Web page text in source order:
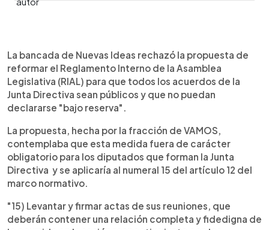
Escuchar artículo
La bancada de Nuevas Ideas rechazó la propuesta de
reformar el Reglamento Interno de la Asamblea
Legislativa (RIAL) para que todos los acuerdos de la
Junta Directiva sean públicos y que no puedan
declararse "bajo reserva".
La propuesta, hecha por la fracción de VAMOS,
contemplaba que esta medida fuera de carácter
obligatorio para los diputados que forman la Junta
Directiva y se aplicaría al numeral 15 del artículo 12 del
marco normativo.
"15) Levantar y firmar actas de sus reuniones, que
deberán contener una relación completa y fidedigna de